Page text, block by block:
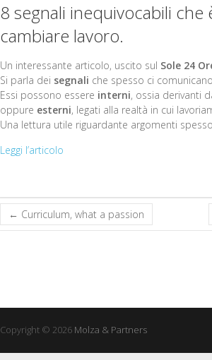
8 segnali inequivocabili
cambiare lavoro.
Un interessante articolo, uscito sul Sole 24
Si parla dei segnali che spesso ci
Essi possono essere interni, ossia derivanti
oppure esterni, legati alla realtà in cui
Una lettura utile riguardante argomenti spesso
Leggi l’articolo
← Curriculum, what a passion
Copyright © 2026 Molza & Partners